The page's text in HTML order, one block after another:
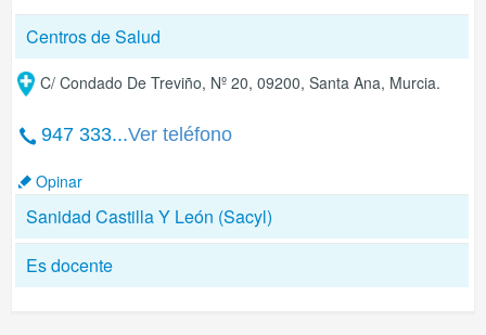
Centros de Salud
C/ Condado De Treviño, Nº 20, 09200, Santa Ana, Murcia.
947 333...Ver teléfono
Opinar
Sanidad Castilla Y León (Sacyl)
Es docente